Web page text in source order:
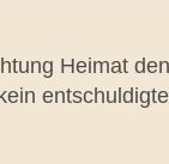
Heimat